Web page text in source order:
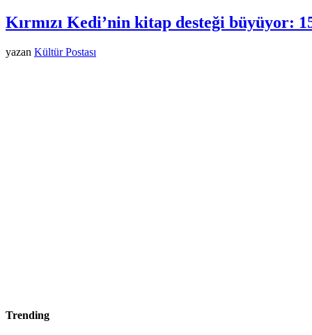
Kırmızı Kedi’nin kitap desteği büyüyor:
yazan Kültür Postası
Trending